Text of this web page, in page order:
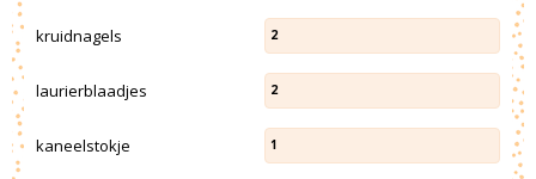
kruidnagels 2
laurierblaadjes 2
kaneelstokje 1